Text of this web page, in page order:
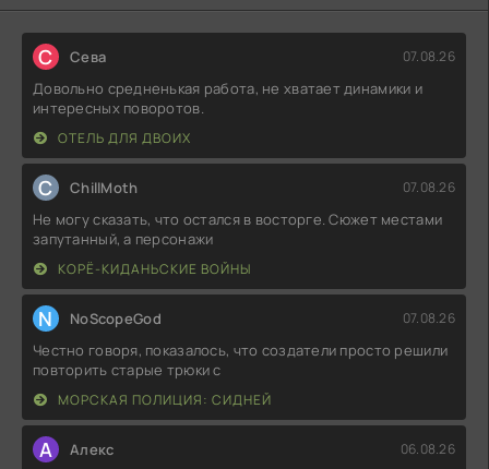
С Севa 07.08.26
Довольно средненькая работа, не хватает динамики и
интересных поворотов.
ОТЕЛЬ ДЛЯ ДВОИХ
C ChillMoth 07.08.26
Не могу сказать, что остался в восторге. Сюжет местами
запутанный, а персонажи
КОРЁ-КИДАНЬСКИЕ ВОЙНЫ
N NoScopeGod 07.08.26
Честно говоря, показалось, что создатели просто решили
повторить старые трюки с
МОРСКАЯ ПОЛИЦИЯ: СИДНЕЙ
А Алекс 06.08.26